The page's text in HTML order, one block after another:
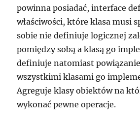
powinna posiadać, interface
właściwości, które klasa musi
sobie nie definiuje logicznej
pomiędzy sobą a klasą go
definiuje natomiast
wszystkimi klasami go
Agreguje klasy obiektów na
wykonać pewne operacje.